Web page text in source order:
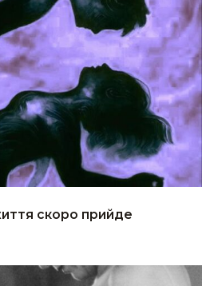
скоро прийде